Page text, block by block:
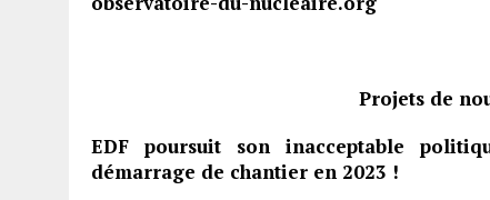
Projets de
EDF poursuit son inacceptable
démarrage de chantier en 2023 !